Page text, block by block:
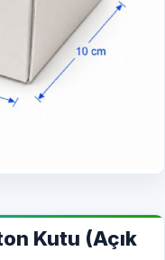
Kutu (Açık